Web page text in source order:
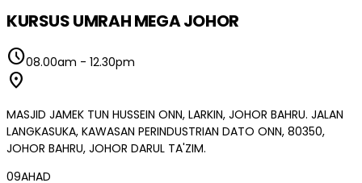
KURSUS UMRAH MEGA JOHOR
schedule08.00am - 12.30pm
location_on
MASJID JAMEK TUN HUSSEIN ONN, LARKIN, JOHOR BAHRU. JALAN
LANGKASUKA, KAWASAN PERINDUSTRIAN DATO ONN, 80350,
JOHOR BAHRU, JOHOR DARUL TA'ZIM.
09AHAD